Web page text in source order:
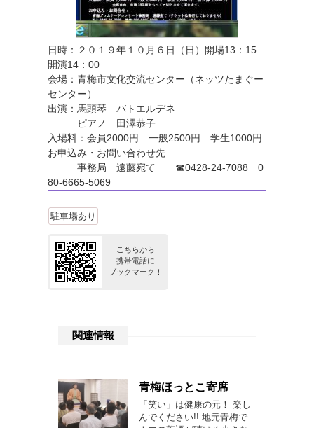
日時：２０１９年１０月６日（日）開場13：15
開演14：00
会場：青梅市文化交流センター（ネッツたまぐー
センター）
出演：馬頭琴 バトエルデネ
ピアノ 田澤恭子
入場料：会員2000円 一般2500円 学生1000円
お申込み・お問い合わせ先
事務局 遠藤宛て ☎0428-24-7088 0
80-6665-5069
駐車場あり
こちらから
携帯電話に
ブックマーク！
関連情報
青梅ほっとこ寄席
「笑い」は健康の元！ 楽し
んでください!! 地元青梅で